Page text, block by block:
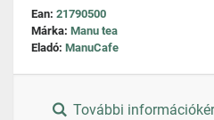
Ean: 21790500
Márka: Manu tea
Eladó: ManuCafe
További